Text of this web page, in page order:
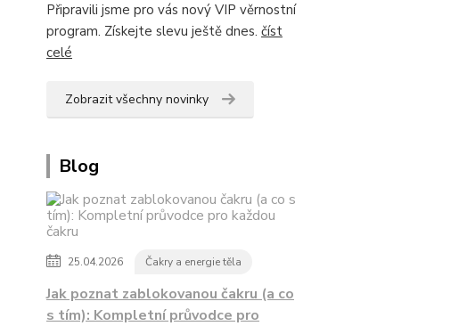
Připravili jsme pro vás nový VIP věrnostní
program. Získejte slevu ještě dnes. číst
celé
Zobrazit všechny novinky
Blog
25.04.2026 Čakry a energie těla
Jak poznat zablokovanou čakru (a co
s tím): Kompletní průvodce pro